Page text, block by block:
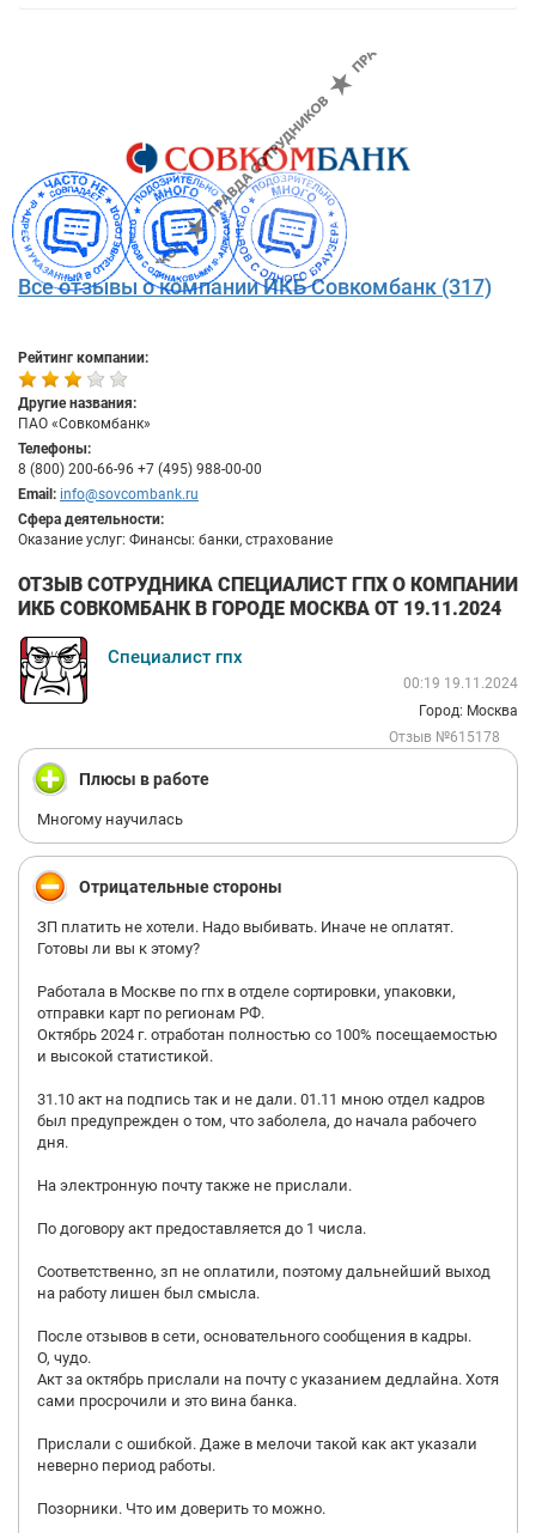
Все отзывы о компании ИКБ Совкомбанк (317)
Рейтинг компании:
Другие названия:
ПАО «Совкомбанк»
Телефоны:
8 (800) 200-66-96 +7 (495) 988-00-00
Email: info@sovcombank.ru
Сфера деятельности:
Оказание услуг: Финансы: банки, страхование
ОТЗЫВ СОТРУДНИКА СПЕЦИАЛИСТ ГПХ О КОМПАНИИ
ИКБ СОВКОМБАНК В ГОРОДЕ МОСКВА ОТ 19.11.2024
Специалист гпх
00:19 19.11.2024
Город: Москва
Отзыв №615178
Плюсы в работе
Многому научилась
Отрицательные стороны
ЗП платить не хотели. Надо выбивать. Иначе не оплатят.
Готовы ли вы к этому?
Работала в Москве по гпх в отделе сортировки, упаковки,
отправки карт по регионам РФ.
Октябрь 2024 г. отработан полностью со 100% посещаемостью
и высокой статистикой.
31.10 акт на подпись так и не дали. 01.11 мною отдел кадров
был предупрежден о том, что заболела, до начала рабочего
дня.
На электронную почту также не прислали.
По договору акт предоставляется до 1 числа.
Соответственно, зп не оплатили, поэтому дальнейший выход
на работу лишен был смысла.
После отзывов в сети, основательного сообщения в кадры.
О, чудо.
Акт за октябрь прислали на почту с указанием дедлайна. Хотя
сами просрочили и это вина банка.
Прислали с ошибкой. Даже в мелочи такой как акт указали
неверно период работы.
Позорники. Что им доверить то можно.